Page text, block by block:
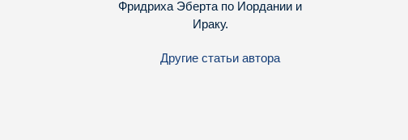
Фридриха Эберта по Иордании и
Ираку.
Другие статьи автора